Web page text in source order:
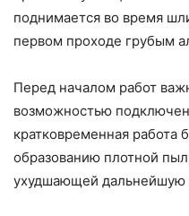
поднимается во время
первом проходе грубым
Перед началом работ
возможностью
кратковременная работа
образованию плотной
ухудшающей дальнейшую